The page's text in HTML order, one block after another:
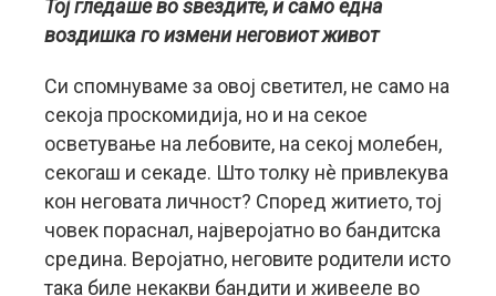
Тој гледаше во ѕвездите, и само една
воздишка го измени неговиот живот
Си спомнуваме за овој светител, не само на
секоја проскомидија, но и на секое
осветување на лебовите, на секој молебен,
секогаш и секаде. Што толку нè привлекува
кон неговата личност? Според житието, тој
човек пораснал, најверојатно во бандитска
средина. Веројатно, неговите родители исто
така биле некакви бандити и живееле во